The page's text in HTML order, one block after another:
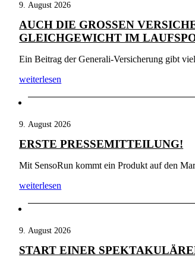
9. August 2026
AUCH DIE GROSSEN
LEICHGEWICHT IM
Ein Beitrag der Generali-Versicherung gibt
weiterlesen
9. August 2026
ERSTE PRESSEMITTEILUNG!
Mit SensoRun kommt ein Produkt auf den
weiterlesen
9. August 2026
START EINER